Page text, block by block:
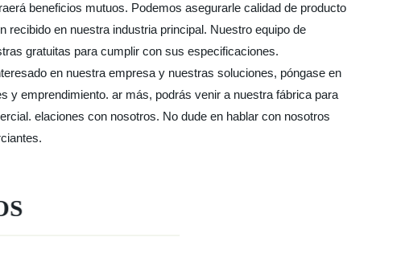
beneficios mutuos. Podemos asegurarle calidad de producto
en nuestra industria principal. Nuestro equipo de
gratuitas para cumplir con sus especificaciones.
en nuestra empresa y nuestras soluciones, póngase en
y emprendimiento. ar más, podrás venir a nuestra fábrica para
elaciones con nosotros. No dude en hablar con nosotros